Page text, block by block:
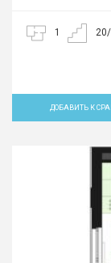
1 20/
ДОБАВИТЬ К